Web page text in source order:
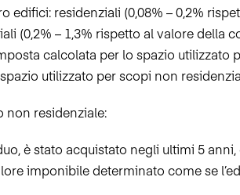
edifici: residenziali (0,08% – 0,2%
(0,2% – 1,3% rispetto al valore della
calcolata per lo spazio utilizzato
utilizzato per scopi non
non residenziale:
è stato acquistato negli ultimi 5
imponibile determinato come se